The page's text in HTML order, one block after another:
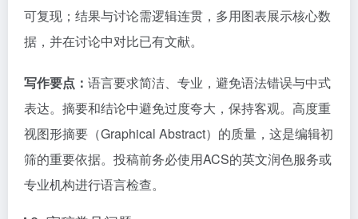
可复现；结果与讨论需逻辑连贯，多用图表展示核心数
据，并在讨论中对比已有文献。
写作要点： 语言要求简洁、专业，避免语法错误与中式
表达。摘要和结论中避免过度夸大，保持客观。高度重
视图形摘要（Graphical Abstract）的质量，这是编辑初
筛的重要依据。投稿前务必使用ACS的英文润色服务或
专业机构进行语言检查。